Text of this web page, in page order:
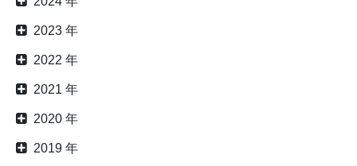
2023 年
2022 年
2021 年
2020 年
2019 年